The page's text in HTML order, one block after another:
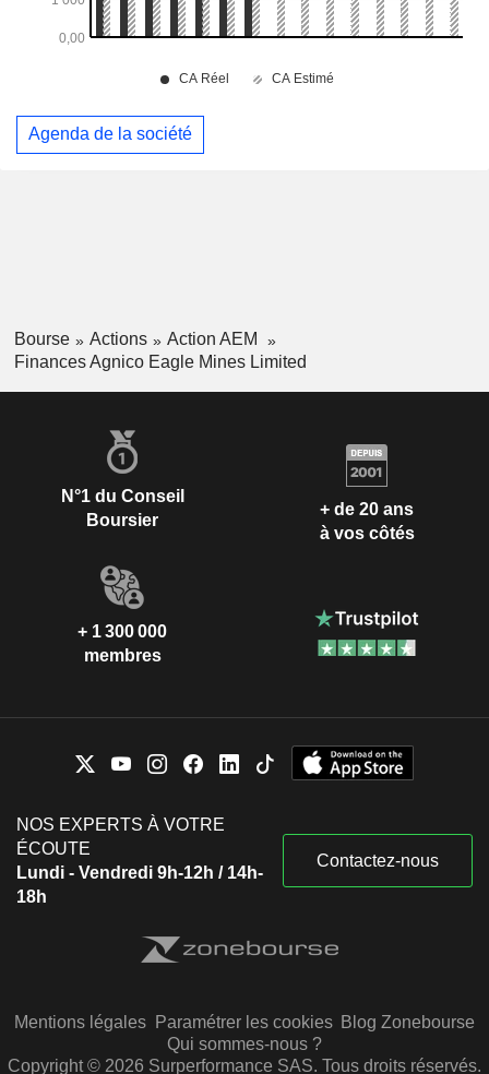
Agenda de la société
Bourse Actions
Action AEM
Finances Agnico Eagle Mines Limited
N°1 du Conseil
Boursier
+ de 20 ans
à vos côtés
+ 1 300 000
membres
NOS EXPERTS À VOTRE
ÉCOUTE
Lundi - Vendredi 9h-12h / 14h-
18h
Contactez-nous
Mentions légales Paramétrer les cookies Blog Zonebourse
Qui sommes-nous ?
Copyright © 2026 Surperformance SAS. Tous droits réservés.